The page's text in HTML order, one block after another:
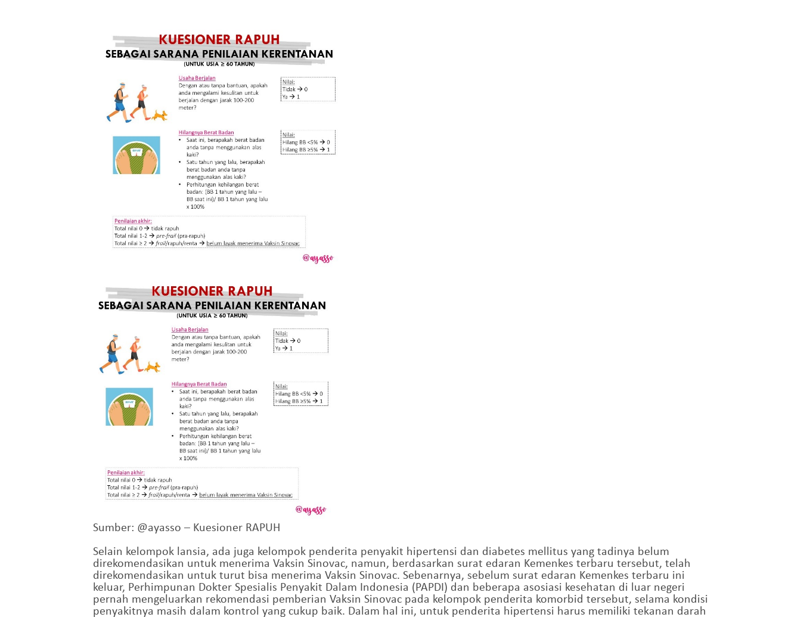
Sumber: @ayasso – Kuesioner RAPUH
Selain kelompok lansia, ada juga kelompok penderita penyakit hipertensi dan diabetes mellitus yang tadinya belum
direkomendasikan untuk menerima Vaksin Sinovac, namun, berdasarkan surat edaran Kemenkes terbaru tersebut, telah
direkomendasikan untuk turut bisa menerima Vaksin Sinovac. Sebenarnya, sebelum surat edaran Kemenkes terbaru ini
keluar, Perhimpunan Dokter Spesialis Penyakit Dalam Indonesia (PAPDI) dan beberapa asosiasi kesehatan di luar negeri
pernah mengeluarkan rekomendasi pemberian Vaksin Sinovac pada kelompok penderita komorbid tersebut, selama kondisi
penyakitnya masih dalam kontrol yang cukup baik. Dalam hal ini, untuk penderita hipertensi harus memiliki tekanan darah